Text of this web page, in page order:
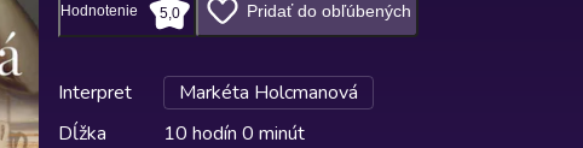
Hodnotenie 5,0 Pridať do obľúbených
Interpret
Markéta Holcmanová
Dĺžka
10 hodín 0 minút